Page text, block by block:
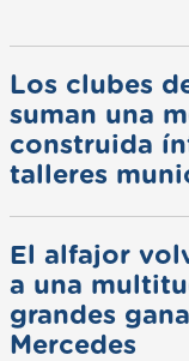
Los clubes
suman una
construida
talleres
El alfajor
a una
grandes
Mercedes